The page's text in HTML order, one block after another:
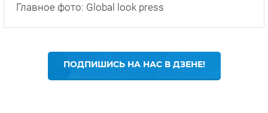
Главное фото: Global look press
ПОДПИШИСЬ НА НАС В ДЗЕНЕ!